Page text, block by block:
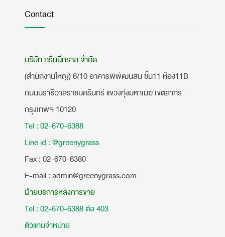
Contact
บริษัท กรีนนี่กราส จำกัด
(สำนักงานใหญ่) 6/10 อาคารพิพัฒนสิน ชั้น11 ห้อง11B
ถนนนราธิวาสราชนครินทร์ แขวงทุ่งมหาเมฆ เขตสาทร
กรุงเทพฯ 10120
Tel : 02-670-6388
Line id : @greenygrass
​Fax : 02-670-6380
E-mail : admin@greenygrass.com
ฝ่ายบริการหลังการขาย
Tel : 02-670-6388 ต่อ 403
ตัวแทนจำหน่าย